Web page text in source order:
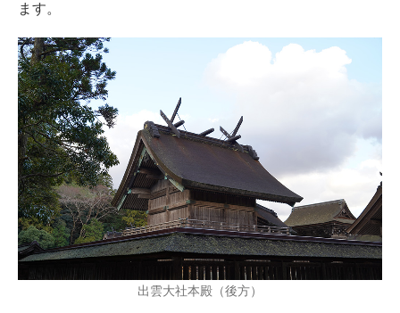
ます。
出雲大社本殿（後方）